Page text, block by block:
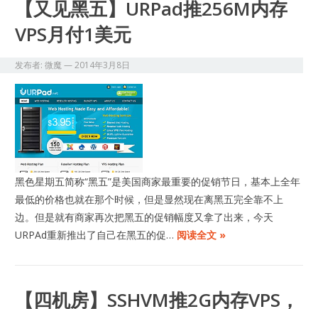
【又见黑五】URPad推256M内存
VPS月付1美元
发布者:微魔—2014年3月8日
黑色星期五简称“黑五”是美国商家最重要的促销节日，基本上全年
最低的价格也就在那个时候，但是显然现在离黑五完全靠不上
边。但是就有商家再次把黑五的促销幅度又拿了出来，今天
URPAd重新推出了自己在黑五的促… 阅读全文 »
【四机房】SSHVM推2G内存VPS，